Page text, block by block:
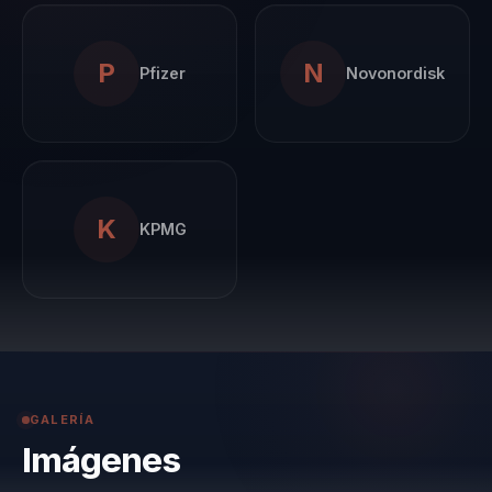
Antonio ha trabajado
donde ha
compromiso del
P Pfizer N Novonordisk
K KPMG
GALERÍA
Imágenes